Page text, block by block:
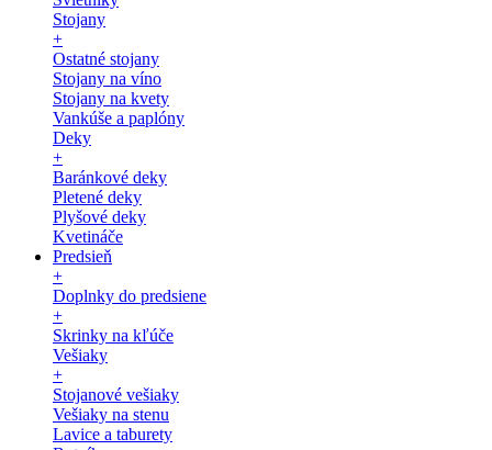
Stojany
+
Ostatné stojany
Stojany na víno
Stojany na kvety
Vankúše a paplóny
Deky
+
Baránkové deky
Pletené deky
Plyšové deky
Kvetináče
Predsieň
+
Doplnky do predsiene
+
Skrinky na kľúče
Vešiaky
+
Stojanové vešiaky
Vešiaky na stenu
Lavice a taburety